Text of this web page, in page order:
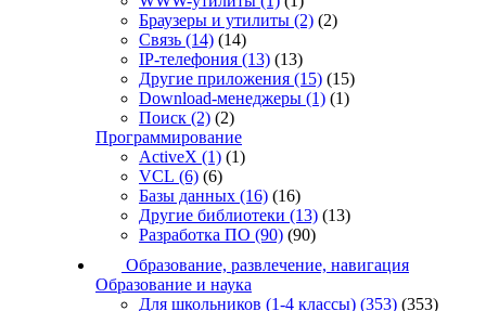
Браузеры и утилиты (2) (2)
Связь (14) (14)
IP-телефония (13) (13)
Другие приложения (15) (15)
Download-менеджеры (1) (1)
Поиск (2) (2)
Программирование
ActiveX (1) (1)
VCL (6) (6)
Базы данных (16) (16)
Другие библиотеки (13) (13)
Разработка ПО (90) (90)
Образование, развлечение, навигация
Образование и наука
Для школьников (1-4 классы) (353) (353)